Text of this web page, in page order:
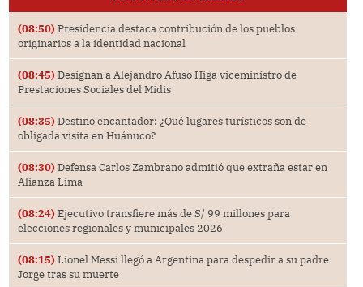
(08:50) Presidencia destaca contribución de los pueblos
originarios a la identidad nacional
(08:45) Designan a Alejandro Afuso Higa viceministro de
Prestaciones Sociales del Midis
(08:35) Destino encantador: ¿Qué lugares turísticos son de
obligada visita en Huánuco?
(08:30) Defensa Carlos Zambrano admitió que extraña estar en
Alianza Lima
(08:24) Ejecutivo transfiere más de S/ 99 millones para
elecciones regionales y municipales 2026
(08:15) Lionel Messi llegó a Argentina para despedir a su padre
Jorge tras su muerte